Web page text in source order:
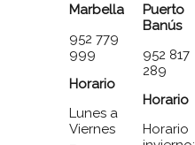
Marbella
952 779
999
Horario
Lunes a
Viernes
Puerto
Banús
952 817
289
Horario
Horario